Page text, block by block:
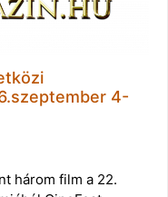
4-
három film a 22.